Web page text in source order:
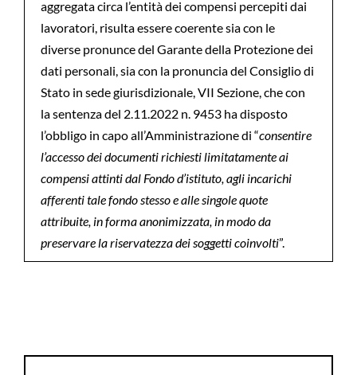
aggregata circa l’entità dei compensi percepiti dai
lavoratori, risulta essere coerente sia con le
diverse pronunce del Garante della Protezione dei
dati personali, sia con la pronuncia del Consiglio di
Stato in sede giurisdizionale, VII Sezione, che con
la sentenza del 2.11.2022 n. 9453 ha disposto
l’obbligo in capo all’Amministrazione di “consentire
l’accesso dei documenti richiesti limitatamente ai
compensi attinti dal Fondo d’istituto, agli incarichi
afferenti tale fondo stesso e alle singole quote
attribuite, in forma anonimizzata, in modo da
preservare la riservatezza dei soggetti coinvolti”.